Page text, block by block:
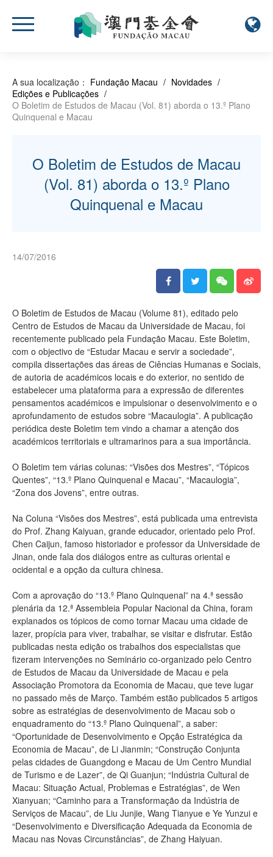
A sua localização： Fundação Macau / Novidades /
Edições e Publicações /
O Boletim de Estudos de Macau (Vol. 81) aborda o 13.º Plano
Quinquenal e Macau
O Boletim de Estudos de Macau
(Vol. 81) aborda o 13.º Plano
Quinquenal e Macau
14/07/2016
O Boletim de Estudos de Macau (Volume 81), editado pelo
Centro de Estudos de Macau da Universidade de Macau, foi
recentemente publicado pela Fundação Macau. Este Boletim,
com o objectivo de “Estudar Macau e servir a sociedade”,
compila dissertações das áreas de Ciências Humanas e Sociais,
de autoria de académicos locais e do exterior, no sentido de
estabelecer uma plataforma para a expressão de diferentes
pensamentos académicos e impulsionar o desenvolvimento e o
aprofundamento de estudos sobre “Macaulogia”. A publicação
periódica deste Boletim tem vindo a chamar a atenção dos
académicos territoriais e ultramarinos para a sua importância.
O Boletim tem várias colunas: “Visões dos Mestres”, “Tópicos
Quentes”, “13.º Plano Quinquenal e Macau”, “Macaulogia”,
“Zona dos Jovens”, entre outras.
Na Coluna “Visões dos Mestres”, está publicada uma entrevista
do Prof. Zhang Kaiyuan, grande educador, orientado pelo Prof.
Chen Caijun, famoso historiador e professor da Universidade de
Jinan, onde fala dos diálogos entre as culturas oriental e
ocidental e a opção da cultura chinesa.
Com a aprovação do “13.º Plano Quinquenal” na 4.ª sessão
plenária da 12.ª Assembleia Popular Nacional da China, foram
explanados os tópicos de como tornar Macau uma cidade de
lazer, propícia para viver, trabalhar, se visitar e disfrutar. Estão
publicadas nesta edição os trabalhos dos especialistas que
fizeram intervenções no Seminário co-organizado pelo Centro
de Estudos de Macau da Universidade de Macau e pela
Associação Promotora da Economia de Macau, que teve lugar
no passado mês de Março. Também estão publicados 5 artigos
sobre as estratégias de desenvolvimento de Macau sob o
enquadramento do “13.º Plano Quinquenal”, a saber:
“Oportunidade de Desenvolvimento e Opção Estratégica da
Economia de Macau”, de Li Jianmin; “Construção Conjunta
pelas cidades de Guangdong e Macau de Um Centro Mundial
de Turismo e de Lazer”, de Qi Guanjun; “Indústria Cultural de
Macau: Situação Actual, Problemas e Estratégias”, de Wen
Xianyuan; “Caminho para a Transformação da Indústria de
Serviços de Macau”, de Liu Junjie, Wang Tianyue e Ye Yunzui e
“Desenvolvimento e Diversificação Adequada da Economia de
Macau nas Novas Circunstâncias”, de Zhang Haiyuan.